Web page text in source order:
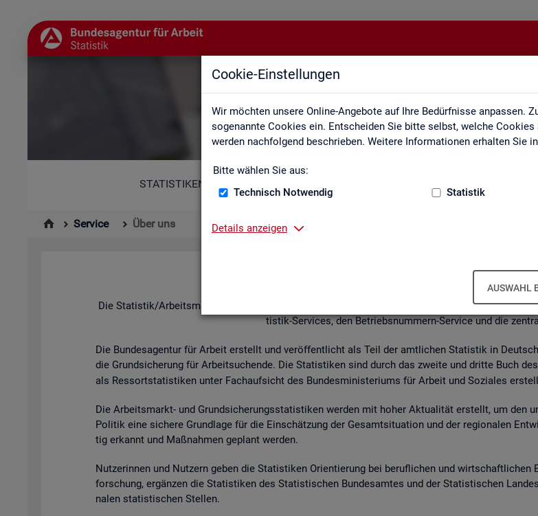
Cookie-Einstellungen
Wir möchten unsere Online-Angebote auf Ihre Bedürfnisse anpassen.
sogenannte Cookies ein. Entscheiden Sie bitte selbst, welche
werden nachfolgend beschrieben. Weitere Informationen erhalten Sie
Bitte wählen Sie aus:
Technisch Notwendig
Statistik
Details anzeigen
AUSWAHL
Über uns
STATISTIKEN
Service Über uns
Über uns
Die Sta­tis­tik/Ar­beits­markt­be­richt­erstat­tung der Bun­des­agen­tur für Ar­beit ist Teil der
tis­tik-Ser­vices, den Be­triebs­num­mern-Ser­vice und die
Die Bun­des­agen­tur für Ar­beit er­stellt und ver­öf­fent­licht als Teil der amt­li­chen Sta­tis­tik in
die Grund­si­che­rung für Ar­beit­su­chen­de. Die Sta­tis­ti­ken sind durch das zwei­te und drit­te Buch
als Res­sort­sta­tis­ti­ken unter Fach­auf­sicht des Bun­des­mi­nis­te­ri­ums für Ar­beit und So­zia­les
Die Ar­beits­markt- und Grund­si­che­rungs­sta­tis­ti­ken wer­den mit hoher Ak­tua­li­tät er­stellt, um den
Po­li­tik eine si­che­re Grund­la­ge für die Ein­schät­zung der Ge­samt­si­tua­ti­on und der re­gio­na­len
tig er­kannt und Maß­nah­men ge­plant wer­den.
Nut­ze­rin­nen und Nut­zern geben die Sta­tis­ti­ken Ori­en­tie­rung bei be­ruf­li­chen und
for­schung, er­gän­zen die Sta­tis­ti­ken des Sta­tis­ti­schen Bun­des­am­tes und der Sta­tis­ti­schen
na­len sta­tis­ti­schen Stel­len.